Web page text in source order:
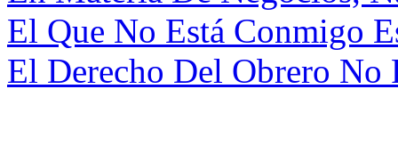
El Que No Está Conmigo
El Derecho Del Obrero No